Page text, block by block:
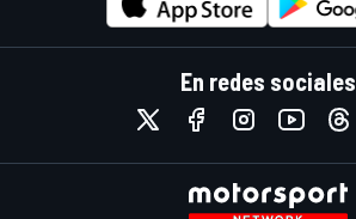
En redes sociales